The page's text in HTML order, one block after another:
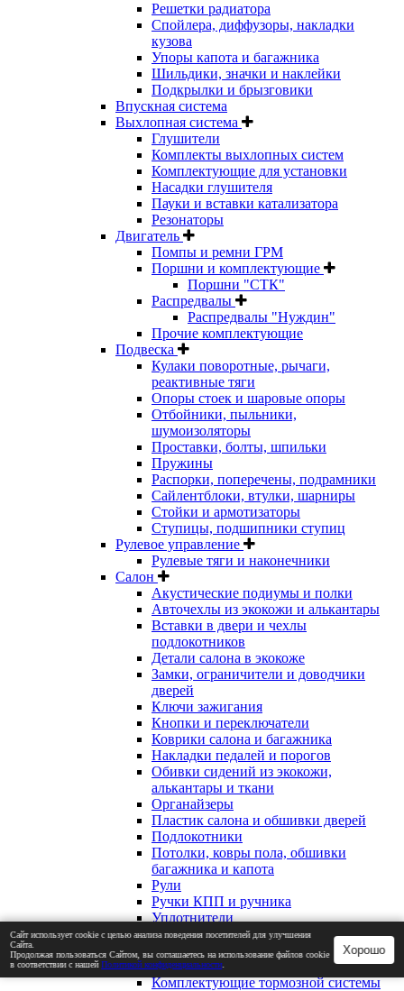
Решетки радиатора
Спойлера, диффузоры, накладки
кузова
Упоры капота и багажника
Шильдики, значки и наклейки
Подкрылки и брызговики
Впускная система
Выхлопная система
Глушители
Комплекты выхлопных систем
Комплектующие для установки
Насадки глушителя
Пауки и вставки катализатора
Резонаторы
Двигатель
Помпы и ремни ГРМ
Поршни и комплектующие
Поршни "СТК"
Распредвалы
Распредвалы "Нуждин"
Прочие комплектующие
Подвеска
Кулаки поворотные, рычаги,
реактивные тяги
Опоры стоек и шаровые опоры
Отбойники, пыльники,
шумоизоляторы
Проставки, болты, шпильки
Пружины
Распорки, поперечены, подрамники
Сайлентблоки, втулки, шарниры
Стойки и армотизаторы
Ступицы, подшипники ступиц
Рулевое управление
Рулевые тяги и наконечники
Салон
Акустические подиумы и полки
Авточехлы из экокожи и алькантары
Вставки в двери и чехлы
подлокотников
Детали салона в экокоже
Замки, ограничители и доводчики
дверей
Ключи зажигания
Кнопки и переключатели
Коврики салона и багажника
Накладки педалей и порогов
Обивки сидений из экокожи,
алькантары и ткани
Органайзеры
Пластик салона и обшивки дверей
Подлокотники
Потолки, ковры пола, обшивки
багажника и капота
Рули
Ручки КПП и ручника
Уплотнители
Козырьки солнцезащитные и очечники
Стеклоочистители и комплектующие
Тормозная система
Комплектующие тормозной системы
Сайт использует cookie с целью анализа поведения посетителей для улучшения
Сайта.
Продолжая пользоваться Сайтом, вы соглашаетесь на использование файлов cookie
в соответствии с нашейПолитикой конфиденциальности.
Хорошо